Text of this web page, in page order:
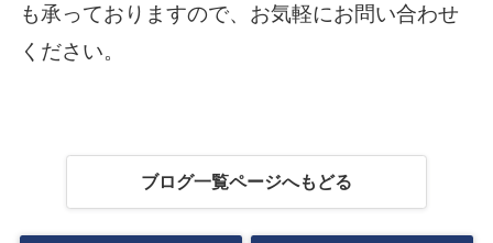
も承っておりますので、お気軽にお問い合わせ
ください。
ブログ一覧ページへもどる